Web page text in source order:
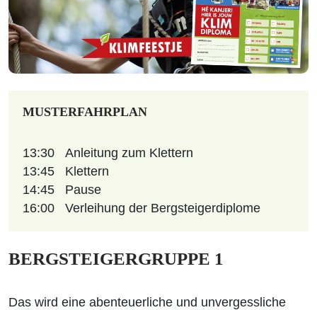
MUSTERFAHRPLAN
13:30
Anleitung zum Klettern
13:45
Klettern
14:45
Pause
16:00
Verleihung der Bergsteigerdiplome
BERGSTEIGERGRUPPE 1
Das wird eine abenteuerliche und unvergessliche